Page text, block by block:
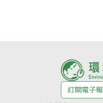
訂閱電子報